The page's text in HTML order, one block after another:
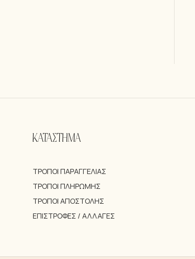
ΚΑΤΑΣΤΗΜΑ
ΤΡΌΠΟΙ ΠΑΡΑΓΓΕΛΊΑΣ
ΤΡΌΠΟΙ ΠΛΗΡΩΜΉΣ
ΤΡΌΠΟΙ ΑΠΟΣΤΟΛΉΣ
ΕΠΙΣΤΡΟΦΈΣ / ΑΛΛΑΓΈΣ